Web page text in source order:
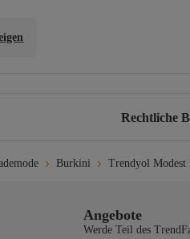
Rechtliche
Burkini Trendyol
Angebote
Werde Teil des